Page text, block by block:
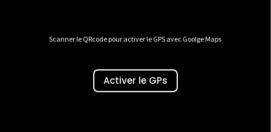
Scanner le QRcode pour activer le GPS avec Goolge Maps
Activer le GPs